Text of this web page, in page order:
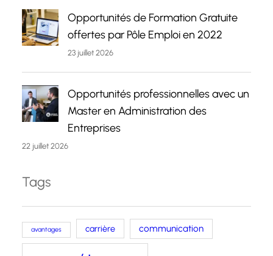
Opportunités de Formation Gratuite
offertes par Pôle Emploi en 2022
23 juillet 2026
Opportunités professionnelles avec un
Master en Administration des
Entreprises
22 juillet 2026
Tags
avantages carrière communication